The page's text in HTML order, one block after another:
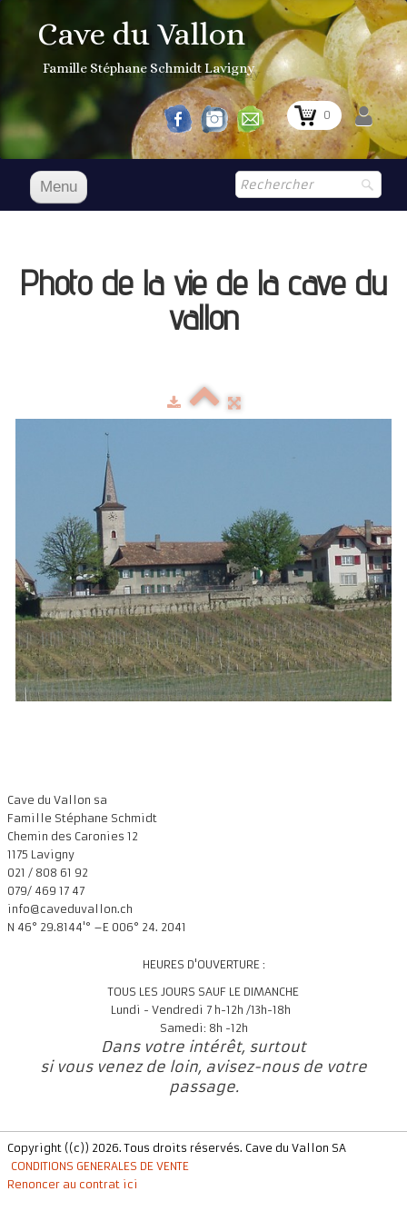
Cave du Vallon
Famille Stéphane Schmidt Lavigny
0
Menu
Boutique▼
Infos pratiques
Médias
Login▼
Français ▼
Photo de la vie de la cave du
vallon
Cave du Vallon sa
Famille Stéphane Schmidt
Chemin des Caronies 12
1175 Lavigny
021 / 808 61 92
079/ 469 17 47
info@caveduvallon.ch
N 46° 29.8144'° –E 006° 24. 2041
HEURES D'OUVERTURE :
TOUS LES JOURS SAUF LE DIMANCHE
Lundi - Vendredi 7 h-12h /13h-18h
Samedi: 8h -12h
Dans votre intérêt, surtout
si vous venez de loin, avisez-nous de votre
passage.
Copyright ((c)) 2026. Tous droits réservés. Cave du Vallon SA
CONDITIONS GENERALES DE VENTE
Renoncer au contrat ici